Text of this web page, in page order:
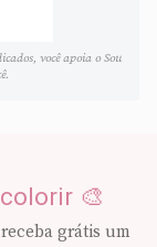
você apoia o Sou
🎨
grátis um